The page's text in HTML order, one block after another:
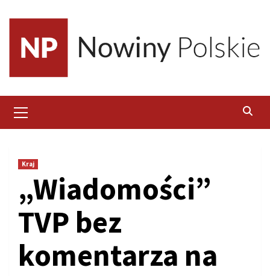
content
Menu
Kraj
„Wiadomości”
TVP bez
komentarza na